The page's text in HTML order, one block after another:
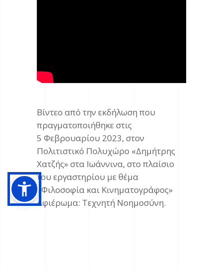
Βίντεο από την εκδήλωση που
πραγματοποιήθηκε στις
5 Φεβρουαρίου 2023, στον
Πολιτιστικό Πολυχώρο «Δημήτρης
Χατζής» στα Ιωάννινα, στο πλαίσιο
του εργαστηρίου με θέμα
«Φιλοσοφία και Κινηματογράφος»
Αφιέρωμα: Τεχνητή Νοημοσύνη.